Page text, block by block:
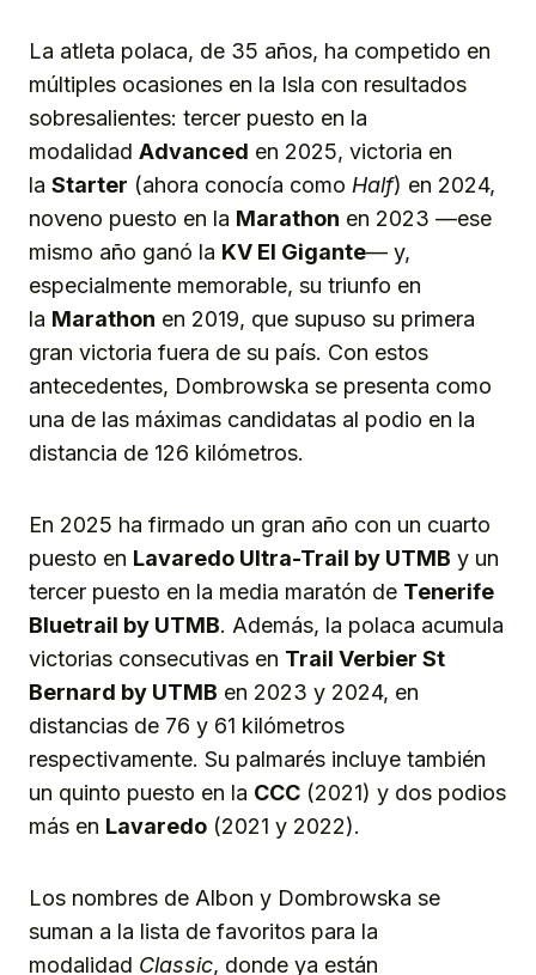
La atleta polaca, de 35 años, ha competido en
múltiples ocasiones en la Isla con resultados
sobresalientes: tercer puesto en la
modalidad Advanced en 2025, victoria en
la Starter (ahora conocía como Half) en 2024,
noveno puesto en la Marathon en 2023 —ese
mismo año ganó la KV El Gigante— y,
especialmente memorable, su triunfo en
la Marathon en 2019, que supuso su primera
gran victoria fuera de su país. Con estos
antecedentes, Dombrowska se presenta como
una de las máximas candidatas al podio en la
distancia de 126 kilómetros.
En 2025 ha firmado un gran año con un cuarto
puesto en Lavaredo Ultra-Trail by UTMB y un
tercer puesto en la media maratón de Tenerife
Bluetrail by UTMB. Además, la polaca acumula
victorias consecutivas en Trail Verbier St
Bernard by UTMB en 2023 y 2024, en
distancias de 76 y 61 kilómetros
respectivamente. Su palmarés incluye también
un quinto puesto en la CCC (2021) y dos podios
más en Lavaredo (2021 y 2022).
Los nombres de Albon y Dombrowska se
suman a la lista de favoritos para la
modalidad Classic, donde ya están